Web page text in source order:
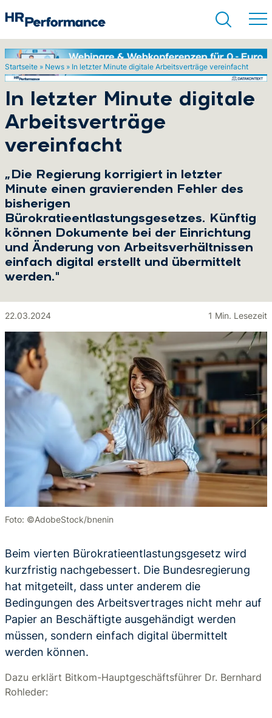
Startseite » News » In letzter Minute digitale Arbeitsverträge vereinfacht
In letzter Minute digitale
Arbeitsverträge
vereinfacht
„Die Regierung korrigiert in letzter
Minute einen gravierenden Fehler des
bisherigen
Bürokratieentlastungsgesetzes. Künftig
können Dokumente bei der Einrichtung
und Änderung von Arbeitsverhältnissen
einfach digital erstellt und übermittelt
werden."
22.03.2024 1 Min. Lesezeit
Foto: ©AdobeStock/bnenin
Beim vierten Bürokratieentlastungsgesetz wird
kurzfristig nachgebessert. Die Bundesregierung
hat mitgeteilt, dass unter anderem die
Bedingungen des Arbeitsvertrages nicht mehr auf
Papier an Beschäftigte ausgehändigt werden
müssen, sondern einfach digital übermittelt
werden können.
Dazu erklärt Bitkom-Hauptgeschäftsführer Dr. Bernhard
Rohleder: